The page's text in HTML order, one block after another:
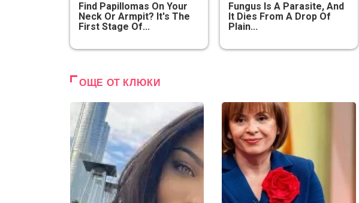
Find Papillomas On Your
Neck Or Armpit? It's The
First Stage Of...
Fungus Is A Parasite, And
It Dies From A Drop Of
Plain...
ОЩЕ ОТ КЛЮКИ